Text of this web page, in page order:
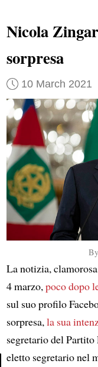
Nicola
sorpresa
10 March 2021
La notizia,
4 marzo,poco dopo
sul suo profilo
sorpresa,la sua
segretario del
eletto segretario nel